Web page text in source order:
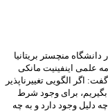
منچستر بریتانیا
علمی اینفینیت مانکی
اگر الگویی تغییرناپذیر
برای وجود شرط
دلیل وجود دارد و به چه